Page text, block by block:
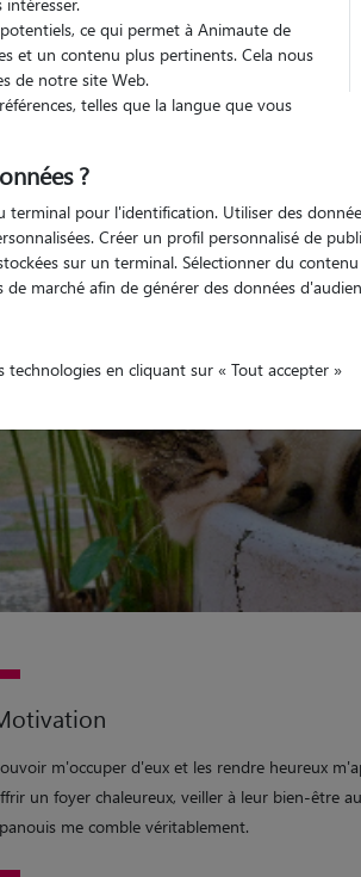
Pas d'animaux
m'occuper d'eux et les rendre heureux
un foyer chaleureux, veiller à leur bien-être
me comble véritablement.
ce qui permet à Animaute de
et un contenu plus pertinents. Cela nous
de notre site Web.
telles que la langue que vous
?
terminal pour l'identification. Utiliser des
Créer un profil personnalisé de
sur un terminal. Sélectionner du
marché afin de générer des données
en cliquant sur « Tout accepter »